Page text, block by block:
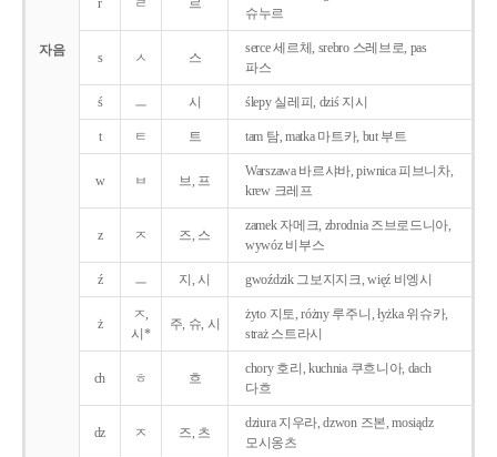
자음
r ㄹ 르
슈누르
s ㅅ 스
serce 세르체, srebro 스레브로, pas
파스
ś ㅡ 시 ślepy 실레피, dziś 지시
t ㅌ 트 tam 탐, matka 마트카, but 부트
w ㅂ 브, 프
Warszawa 바르샤바, piwnica 피브니차,
krew 크레프
z ㅈ 즈, 스
zamek 자메크, zbrodnia 즈브로드니아,
wywóz 비부스
ź ㅡ 지, 시 gwoździk 그보지지크, więź 비엥시
ż
ㅈ,
시*
주, 슈, 시
żyto 지토, różny 루주니, łyżka 위슈카,
straż 스트라시
ch ㅎ 흐
chory 호리, kuchnia 쿠흐니아, dach
다흐
dz ㅈ 즈, 츠
dziura 지우라, dzwon 즈본, mosiądz
모시옹츠